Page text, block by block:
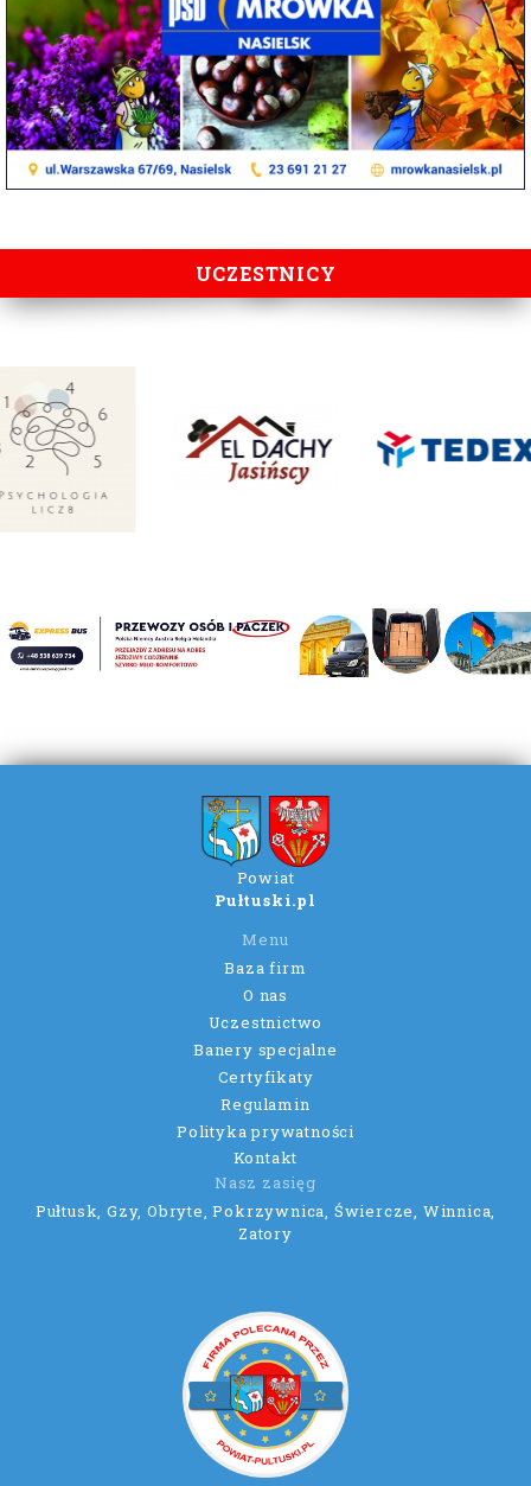
UCZESTNICY
Powiat
Pułtuski.pl
Menu
Baza firm
O nas
Uczestnictwo
Banery specjalne
Certyfikaty
Regulamin
Polityka prywatności
Kontakt
Nasz zasięg
Pułtusk, Gzy, Obryte, Pokrzywnica, Świercze, Winnica,
Zatory